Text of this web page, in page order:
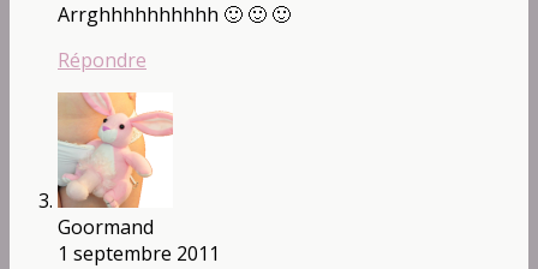
Arrghhhhhhhhhh 🙂 🙂 🙂
Répondre
Goormand
1 septembre 2011